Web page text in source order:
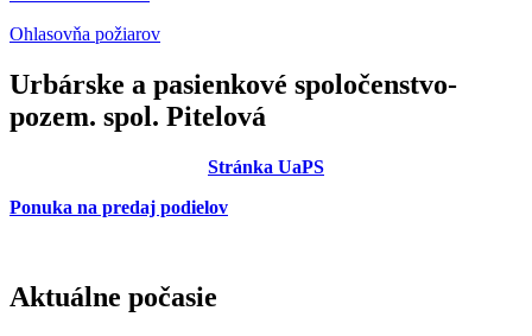
Ohlasovňa požiarov
Urbárske a pasienkové spoločenstvo-
pozem. spol. Pitelová
Stránka UaPS
Ponuka na predaj podielov
Aktuálne počasie